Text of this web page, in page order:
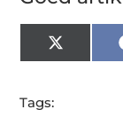
X
(Twitter)
Tags: